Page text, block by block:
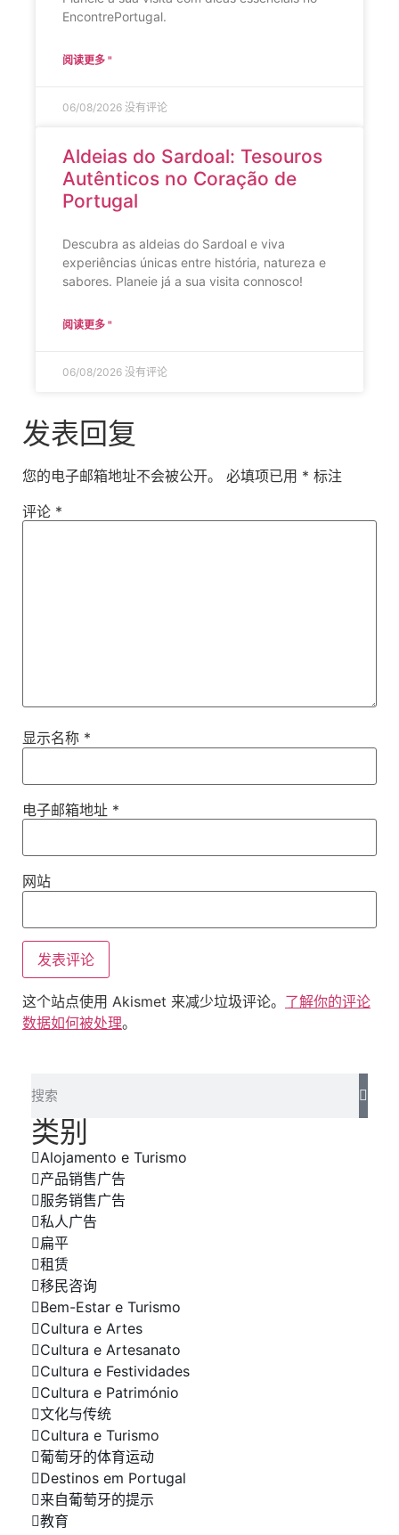
EncontrePortugal.
阅读更多 "
06/08/2026 没有评论
Aldeias do Sardoal: Tesouros
Autênticos no Coração de
Portugal
Descubra as aldeias do Sardoal e viva
experiências únicas entre história, natureza e
sabores. Planeie já a sua visita connosco!
阅读更多 "
06/08/2026 没有评论
发表回复
您的电子邮箱地址不会被公开。 必填项已用 * 标注
评论 *
显示名称 *
电子邮箱地址 *
网站
这个站点使用 Akismet 来减少垃圾评论。 了解你的评论
数据如何被处理。
类别
Alojamento e Turismo
产品销售广告
服务销售广告
私人广告
扁平
租赁
移民咨询
Bem-Estar e Turismo
Cultura e Artes
Cultura e Artesanato
Cultura e Festividades
Cultura e Património
文化与传统
Cultura e Turismo
葡萄牙的体育运动
Destinos em Portugal
来自葡萄牙的提示
教育